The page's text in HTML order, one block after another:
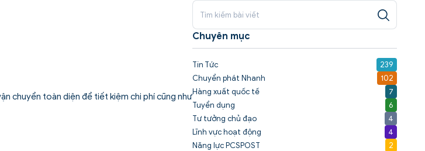
chuyển toàn diện để tiết kiệm chi phí cũng như
Chuyên mục
Tin Tức
239
Chuyển phát Nhanh
102
Hàng xuất quốc tế
7
Tuyển dụng
6
Tư tưởng chủ đạo
4
Lĩnh vực hoạt động
4
Năng lực PCSPOST
2